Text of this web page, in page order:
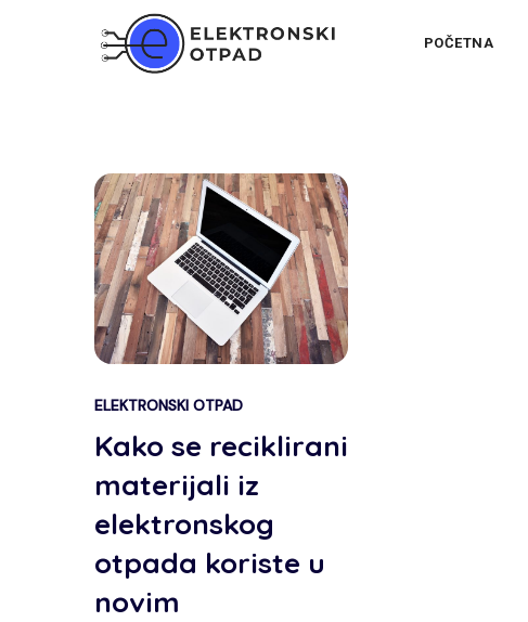
POČETNA
ELEKTRONSKI OTPAD
Kako se reciklirani
materijali iz
elektronskog
otpada koriste u
novim